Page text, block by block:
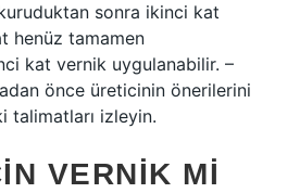
sonra ikinci kat
henüz tamamen
kat vernik uygulanabilir. –
önce üreticinin önerilerini
talimatları izleyin.
VERNIK MI